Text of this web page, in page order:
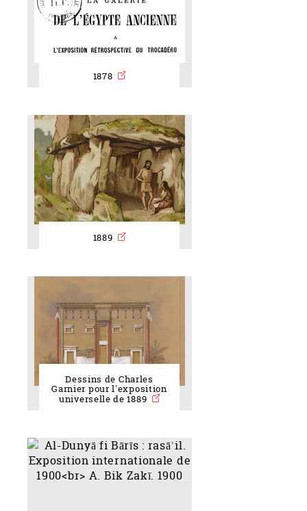
1878
1889
Dessins de Charles
Garnier pour l'exposition
universelle de 1889